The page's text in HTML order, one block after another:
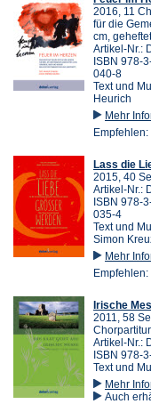
2016, 11
für die
cm, geheftet
Artikel-Nr.:
ISBN 978-
040-8
Text und
Heurich
Mehr
Empfehlen:
Lass die
2015, 40
Artikel-Nr.:
ISBN 978-
035-4
Text und
Simon
Mehr
Empfehlen:
Irische
2011, 58
Chorpartitur
Artikel-Nr.:
ISBN 978-
Text und
Mehr
Auch